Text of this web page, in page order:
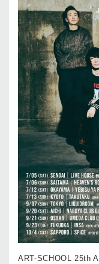
ART-SCHOOL 25th